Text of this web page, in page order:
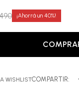
40